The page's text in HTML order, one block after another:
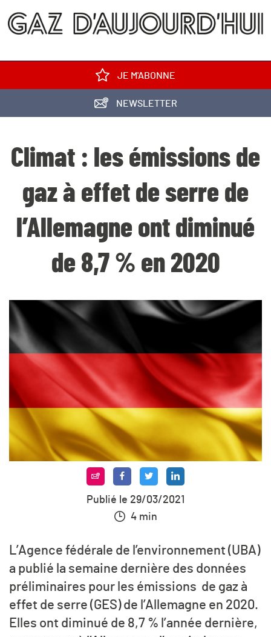
JE M'ABONNE
NEWSLETTER
Climat : les émissions de
gaz à effet de serre de
l’Allemagne ont diminué
de 8,7 % en 2020
Publié le 29/03/2021
4 min
L’Agence fédérale de l’environnement (UBA)
a publié la semaine dernière des données
préliminaires pour les émissions de gaz à
effet de serre (GES) de l’Allemagne en 2020.
Elles ont diminué de 8,7 % l’année dernière,